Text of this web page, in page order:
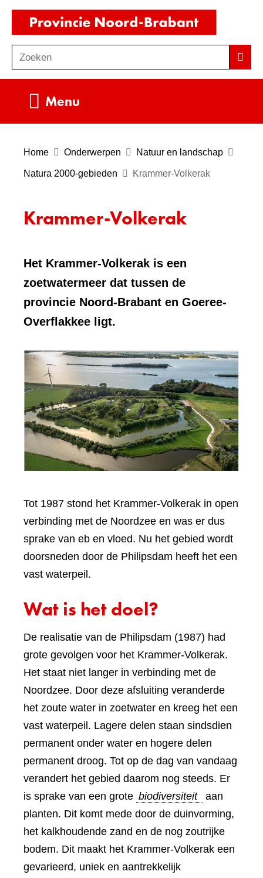
Ga
de
inhoud
o
e
Zoeken
Menu
Home Onderwerpen Natuur en landschap
Natura 2000-gebieden Krammer-Volkerak
Krammer-Volkerak
Het Krammer-Volkerak is een
zoetwatermeer dat tussen de
provincie Noord-Brabant en Goeree-
Overflakkee ligt.
Tot 1987 stond het Krammer-Volkerak in open
verbinding met de Noordzee en was er dus
sprake van eb en vloed. Nu het gebied wordt
doorsneden door de Philipsdam heeft het een
vast waterpeil.
Wat is het doel?
De realisatie van de Philipsdam (1987) had
grote gevolgen voor het Krammer-Volkerak.
Het staat niet langer in verbinding met de
Noordzee. Door deze afsluiting veranderde
het zoute water in zoetwater en kreeg het een
vast waterpeil. Lagere delen staan sindsdien
permanent onder water en hogere delen
permanent droog. Tot op de dag van vandaag
verandert het gebied daarom nog steeds. Er
is sprake van een grote biodiversiteit
aan
planten. Dit komt mede door de duinvorming,
het kalkhoudende zand en de nog zoutrijke
bodem. Dit maakt het Krammer-Volkerak een
gevarieerd, uniek en aantrekkelijk